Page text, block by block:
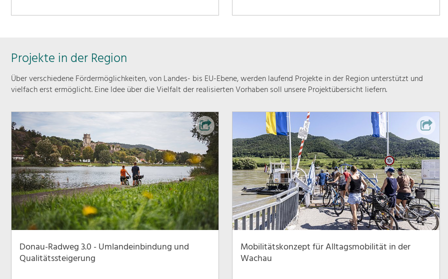
Projekte in der Region
Über verschiedene Fördermöglichkeiten, von Landes- bis EU-Ebene, werden laufend Projekte in der Region unterstützt und
vielfach erst ermöglicht. Eine Idee über die Vielfalt der realisierten Vorhaben soll unsere Projektübersicht liefern.
Donau-Radweg 3.0 - Umlandeinbindung und
Qualitätssteigerung
Mobilitätskonzept für Alltagsmobilität in der
Wachau